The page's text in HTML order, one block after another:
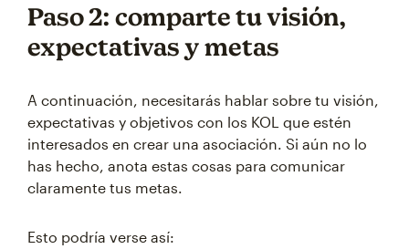
Paso 2: comparte tu visión,
expectativas y metas
A continuación, necesitarás hablar sobre tu visión,
expectativas y objetivos con los KOL que estén
interesados en crear una asociación. Si aún no lo
has hecho, anota estas cosas para comunicar
claramente tus metas.
Esto podría verse así: